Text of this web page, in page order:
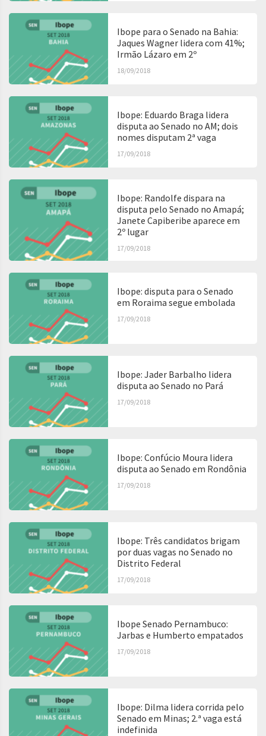
Ibope para o Senado na Bahia:
Jaques Wagner lidera com 41%;
Irmão Lázaro em 2º
18/09/2018
Ibope: Eduardo Braga lidera
disputa ao Senado no AM; dois
nomes disputam 2ª vaga
17/09/2018
Ibope: Randolfe dispara na
disputa pelo Senado no Amapá;
Janete Capiberibe aparece em
2º lugar
17/09/2018
Ibope: disputa para o Senado
em Roraima segue embolada
17/09/2018
Ibope: Jader Barbalho lidera
disputa ao Senado no Pará
17/09/2018
Ibope: Confúcio Moura lidera
disputa ao Senado em Rondônia
17/09/2018
Ibope: Três candidatos brigam
por duas vagas no Senado no
Distrito Federal
17/09/2018
Ibope Senado Pernambuco:
Jarbas e Humberto empatados
17/09/2018
Ibope: Dilma lidera corrida pelo
Senado em Minas; 2.ª vaga está
indefinida